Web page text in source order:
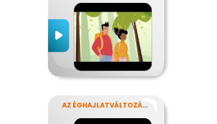
AZ ÉGHAJLATVÁLTOZÁS HATÁSA AZ ÉLELMISZER-ELLÁTÁSRA